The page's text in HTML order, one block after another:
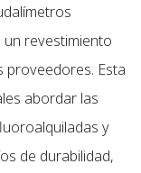
revestimiento
proveedores. Esta
abordar las
y
de durabilidad,